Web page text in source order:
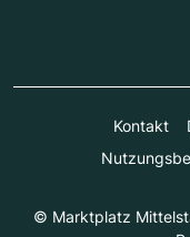
Kontakt
© Marktplatz